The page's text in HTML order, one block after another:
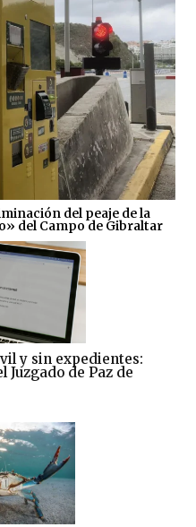
del peaje de la
del Campo de Gibraltar
y sin expedientes:
Juzgado de Paz de